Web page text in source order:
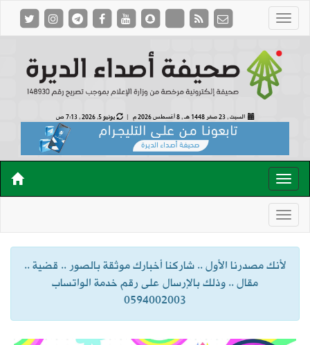
السبت , 23 صفر 1448 هـ , 8 أغسطس 2026 م | يونيو 5, 2026 , 7:13 ص
لأنك مصدرنا الأول .. شاركنا أخبارك موثقة بالصور .. قضية ..
مقال .. وذلك بالإرسال على رقم خدمة الواتساب
0594002003